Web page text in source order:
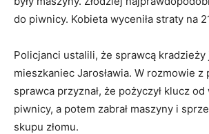
do piwnicy. Kobieta wyceniła straty na
Policjanci ustalili, że sprawcą
mieszkaniec Jarosławia. W rozmowie z
sprawca przyznał, że pożyczył klucz od
piwnicy, a potem zabrał maszyny i
skupu złomu.